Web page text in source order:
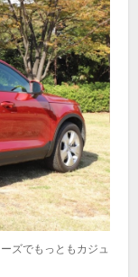
ズでもっともカジュ